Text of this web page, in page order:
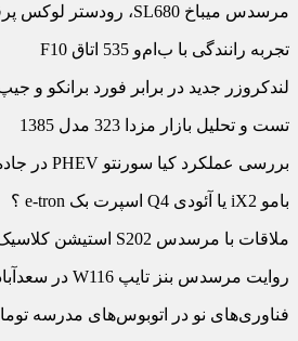
مرسدس میباخ SL680، رودستر لوکس پرقدرت
تجربه رانندگی با ب‏‌ام‏‌و 535 اتاق F10
لندکروزر جدید در برابر فورد برانکو و
تست و تحلیل بازار مزدا 323 مدل 1385
بررسی عملکرد کیا سورنتو PHEV در جاده
ب‏ام‏و iX2 یا آئودی Q4 اسپرت بک e-tron ؟
ملاقات با مرسدس S202 استیشن کلاسیک1997
روایت مرسدس بنز تایپ W116 در سعدآباد
فناوری‌‏های نو در اتوبوس‌‏های مدرسه